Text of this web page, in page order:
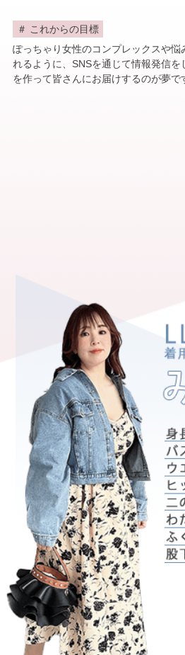
これからの目標
ぽっちゃり女性のコンプレックスや悩
れるように、SNSを通じて情報発信
を作って皆さんにお届けするのが夢で